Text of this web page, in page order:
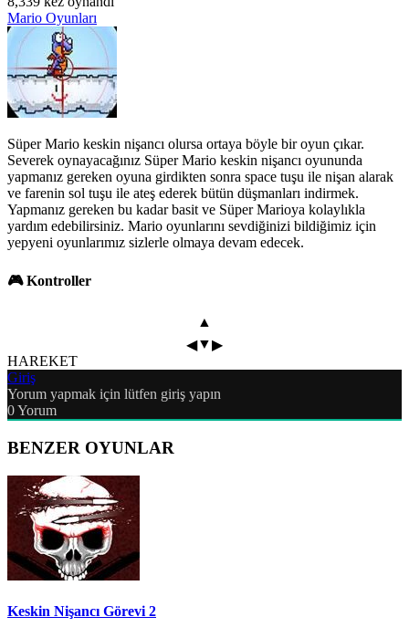
Mario Oyunları
Süper Mario keskin nişancı olursa ortaya böyle bir oyun çıkar.
Severek oynayacağınız Süper Mario keskin nişancı oyununda
yapmanız gereken oyuna girdikten sonra space tuşu ile nişan alarak
ve farenin sol tuşu ile ateş ederek bütün düşmanları indirmek.
Yapmanız gereken bu kadar basit ve Süper Marioya kolaylıkla
yardım edebilirsiniz. Mario oyunlarını sevdiğinizi bildiğimiz için
yepyeni oyunlarımız sizlerle olmaya devam edecek.
🎮 Kontroller
▲
◀▼▶
HAREKET
Giriş
Yorum yapmak için lütfen giriş yapın
0Yorum
BENZER OYUNLAR
Keskin Nişancı Görevi 2